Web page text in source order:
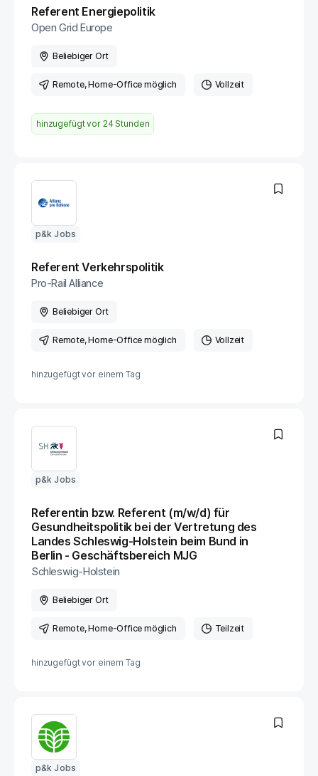
Referent Energiepolitik
Open Grid Europe
Beliebiger Ort
Remote, Home-Office möglich Vollzeit
hinzugefügt vor 24 Stunden
p&k Jobs
Referent Verkehrspolitik
Pro-Rail Alliance
Beliebiger Ort
Remote, Home-Office möglich Vollzeit
hinzugefügt vor einem Tag
p&k Jobs
Referentin bzw. Referent (m/w/d) für
Gesundheitspolitik bei der Vertretung des
Landes Schleswig-Holstein beim Bund in
Berlin - Geschäftsbereich MJG
Schleswig-Holstein
Beliebiger Ort
Remote, Home-Office möglich Teilzeit
hinzugefügt vor einem Tag
p&k Jobs